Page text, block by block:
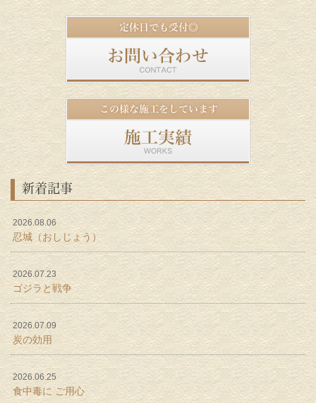
新着記事
2026.08.06
忍城（おしじょう）
2026.07.23
ゴジラと戦争
2026.07.09
炭の効用
2026.06.25
食中毒に ご用心